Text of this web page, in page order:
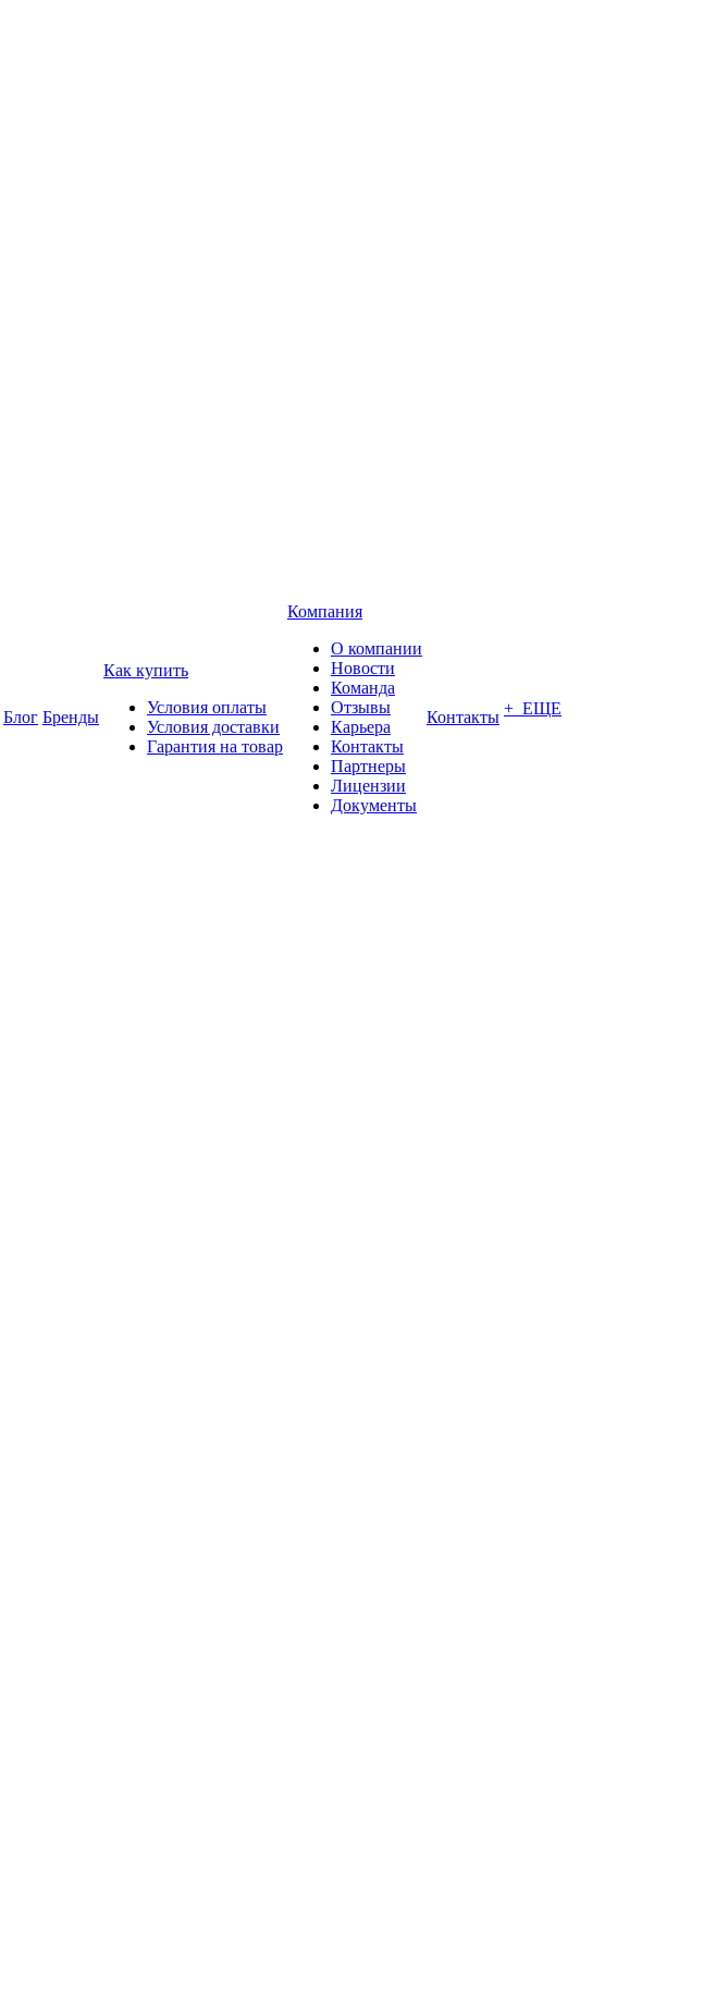
Блог Бренды
Как купить
Условия оплаты
Условия доставки
Гарантия на товар
Компания
О компании
Новости
Команда
Отзывы
Карьера
Контакты
Партнеры
Лицензии
Документы
Контакты + ЕЩЕ